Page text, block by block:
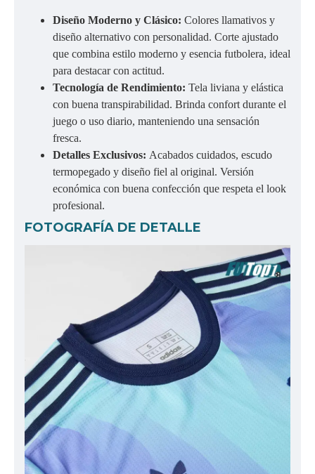
Diseño Moderno y Clásico: Colores llamativos y
diseño alternativo con personalidad. Corte ajustado
que combina estilo moderno y esencia futbolera, ideal
para destacar con actitud.
Tecnología de Rendimiento: Tela liviana y elástica
con buena transpirabilidad. Brinda confort durante el
juego o uso diario, manteniendo una sensación
fresca.
Detalles Exclusivos: Acabados cuidados, escudo
termopegado y diseño fiel al original. Versión
económica con buena confección que respeta el look
profesional.
FOTOGRAFÍA DE DETALLE